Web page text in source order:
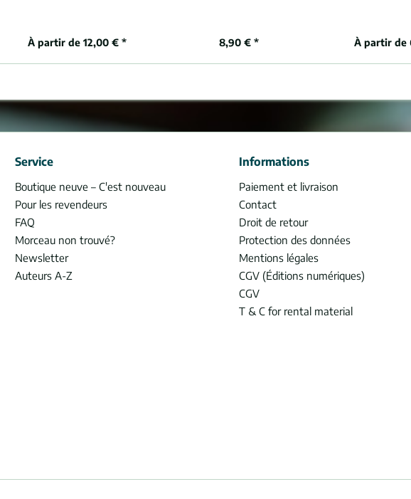
À partir de 12,00 € * 8,90 € * À partir de
Service
Boutique neuve – C'est nouveau
Pour les revendeurs
FAQ
Morceau non trouvé?
Newsletter
Auteurs A-Z
Informations
Paiement et livraison
Contact
Droit de retour
Protection des données
Mentions légales
CGV (Éditions numériques)
CGV
T & C for rental material